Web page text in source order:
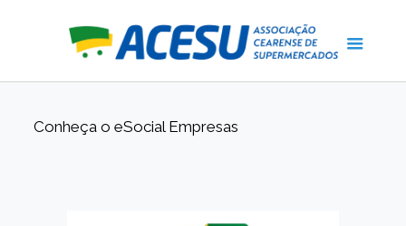
Conheça o eSocial Empresas